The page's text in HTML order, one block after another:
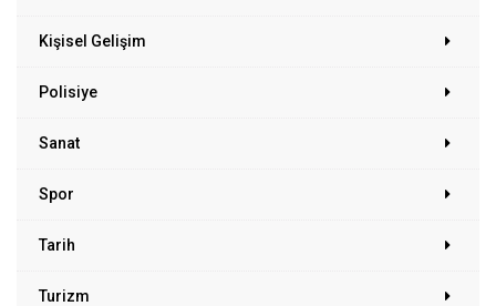
Kişisel Gelişim
Polisiye
Sanat
Spor
Tarih
Turizm